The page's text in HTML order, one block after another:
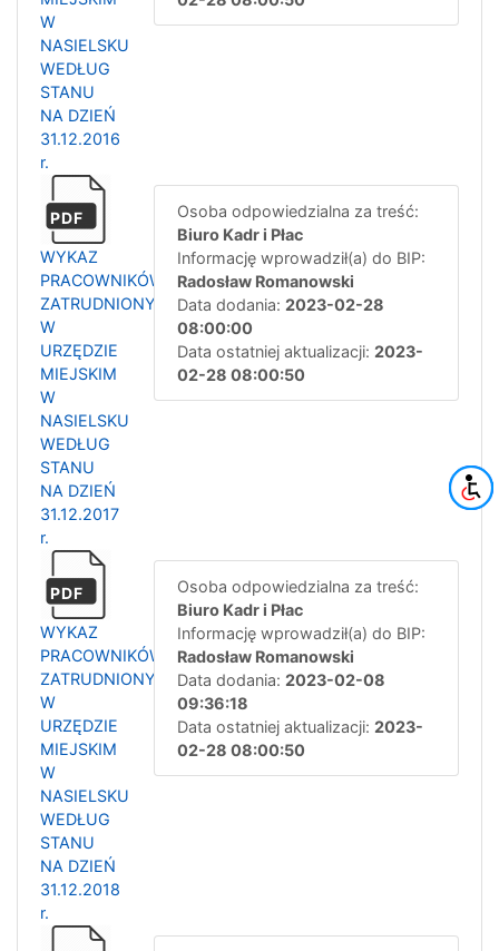
W
NASIELSKU
WEDŁUG
STANU
NA DZIEŃ
31.12.2016
r.
PDF
WYKAZ
PRACOWNIKÓW
ZATRUDNIONYCH
W
URZĘDZIE
MIEJSKIM
W
NASIELSKU
WEDŁUG
STANU
NA DZIEŃ
31.12.2017
r.
Osoba odpowiedzialna za treść:
Biuro Kadr i Płac
Informację wprowadził(a) do BIP:
Radosław Romanowski
Data dodania: 2023-02-28
08:00:00
Data ostatniej aktualizacji: 2023-
02-28 08:00:50
PDF
WYKAZ
PRACOWNIKÓW
ZATRUDNIONYCH
W
URZĘDZIE
MIEJSKIM
W
NASIELSKU
WEDŁUG
STANU
NA DZIEŃ
31.12.2018
r.
Osoba odpowiedzialna za treść:
Biuro Kadr i Płac
Informację wprowadził(a) do BIP:
Radosław Romanowski
Data dodania: 2023-02-08
09:36:18
Data ostatniej aktualizacji: 2023-
02-28 08:00:50